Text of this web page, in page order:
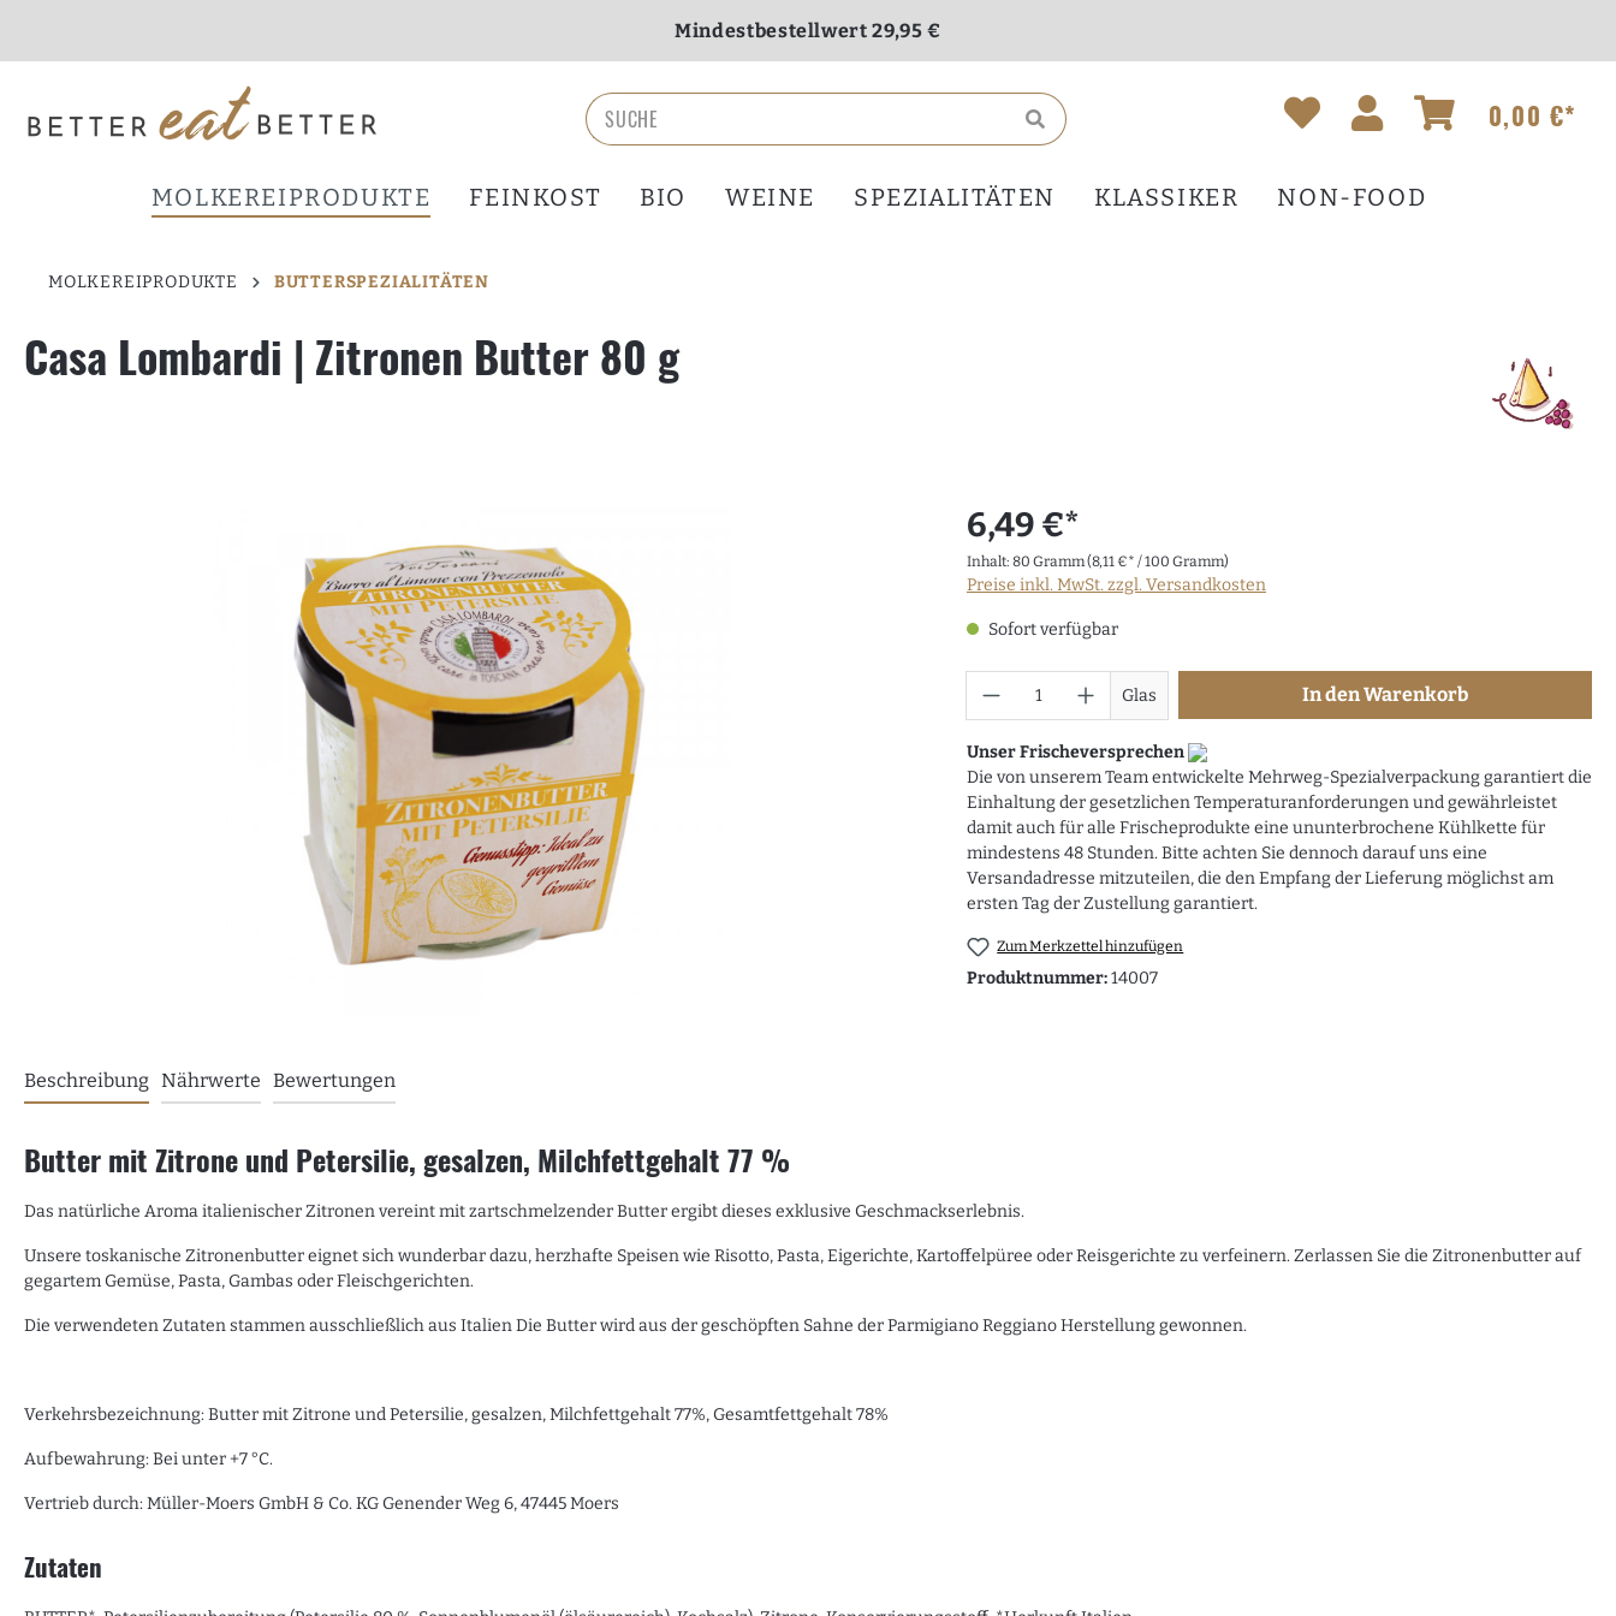
Mindestbestellwert 29,95 €
Versandkostenfrei ab 70,00 €
0,00 €*
MOLKEREIPRODUKTE FEINKOST BIO WEINE SPEZIALITÄTEN KLASSIKER NON-FOOD
MOLKEREIPRODUKTE BUTTERSPEZIALITÄTEN
Casa Lombardi | Zitronen Butter 80 g
6,49 €*
Inhalt: 80 Gramm(8,11 €* / 100 Gramm)
Preise inkl. MwSt. zzgl. Versandkosten
Sofort verfügbar
Glas In den Warenkorb
Unser Frischeversprechen
Die von unserem Team entwickelte Mehrweg-Spezialverpackung garantiert die
Einhaltung der gesetzlichen Temperaturanforderungen und gewährleistet
damit auch für alle Frischeprodukte eine ununterbrochene Kühlkette für
mindestens 48 Stunden. Bitte achten Sie dennoch darauf uns eine
Versandadresse mitzuteilen, die den Empfang der Lieferung möglichst am
ersten Tag der Zustellung garantiert.
Zum Merkzettel hinzufügen
Produktnummer:14007
Beschreibung Nährwerte Bewertungen
Butter mit Zitrone und Petersilie, gesalzen, Milchfettgehalt 77 %
Das natürliche Aroma italienischer Zitronen vereint mit zartschmelzender Butter ergibt dieses exklusive Geschmackserlebnis.
Unsere toskanische Zitronenbutter eignet sich wunderbar dazu, herzhafte Speisen wie Risotto, Pasta, Eigerichte, Kartoffelpüree oder Reisgerichte zu verfeinern. Zerlassen Sie die Zitronenbutter auf
gegartem Gemüse, Pasta, Gambas oder Fleischgerichten.
Die verwendeten Zutaten stammen ausschließlich aus Italien Die Butter wird aus der geschöpften Sahne der Parmigiano Reggiano Herstellung gewonnen.
Verkehrsbezeichnung: Butter mit Zitrone und Petersilie, gesalzen, Milchfettgehalt 77%, Gesamtfettgehalt 78%
Aufbewahrung: Bei unter +7 °C.
Vertrieb durch: Müller-Moers GmbH & Co. KG Genender Weg 6, 47445 Moers
Zutaten